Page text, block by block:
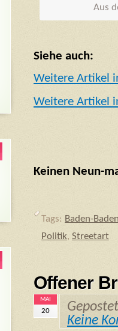
Aus
Siehe auch:
Weitere Artikel
Weitere Artikel
Keinen Neun-
Tags: Baden-
Politik, Streetart
Offener
MAI
20
Keine